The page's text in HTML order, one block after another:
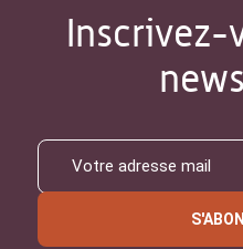
Inscrivez-